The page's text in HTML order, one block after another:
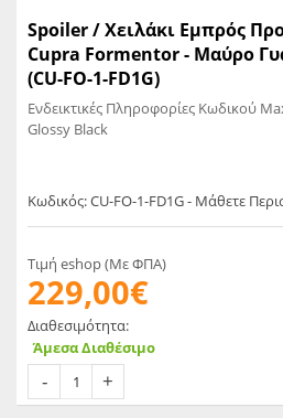
Spoiler / Χειλάκι Εμπρός
Cupra Formentor - Μαύρο
(CU-FO-1-FD1G)
Ενδεικτικές Πληροφορίες Κωδικού
Glossy Black
Κωδικός: CU-FO-1-FD1G - Μάθετε
Τιμή eshop (Με ΦΠΑ)
229,00€
Διαθεσιμότητα:
Άμεσα Διαθέσιμο